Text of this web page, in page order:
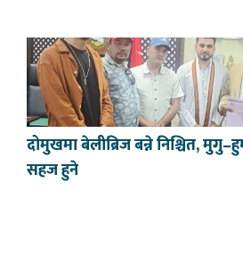
दोमुखमा बेलीब्रिज बन्ने निश्चित,
सहज हुने